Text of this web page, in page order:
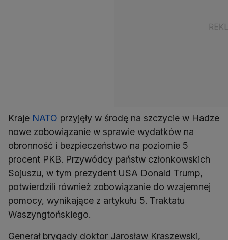
Kraje NATO przyjęły w środę na szczycie w Hadze
nowe zobowiązanie w sprawie wydatków na
obronność i bezpieczeństwo na poziomie 5
procent PKB. Przywódcy państw członkowskich
Sojuszu, w tym prezydent USA Donald Trump,
potwierdzili również zobowiązanie do wzajemnej
pomocy, wynikające z artykułu 5. Traktatu
Waszyngtońskiego.
Generał brygady doktor Jarosław Kraszewski,